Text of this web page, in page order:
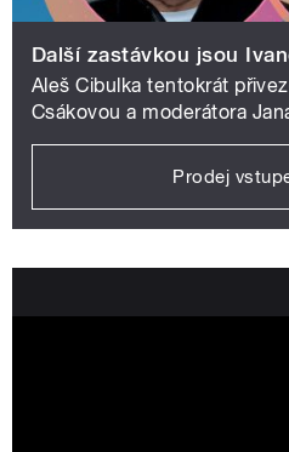
Další zastávkou jsou
Aleš Cibulka tentokrát
Csákovou a moderátora
Prodej